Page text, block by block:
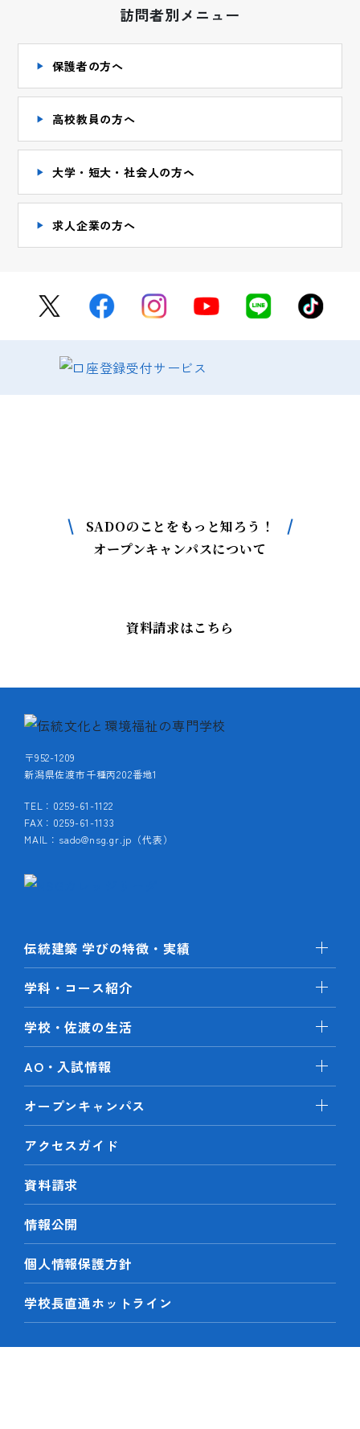
訪問者別メニュー
保護者の方へ
高校教員の方へ
大学・短大・社会人の方ヘ
求人企業の方へ
SADOのことをもっと知ろう！
オープンキャンパスについて
資料請求はこちら
〒952-1209
新潟県佐渡市千種丙202番地1
TEL：0259-61-1122
FAX：0259-61-1133
MAIL：sado@nsg.gr.jp（代表）
伝統建築 学びの特徴・実績
学科・コース紹介
学校・佐渡の生活
AO・入試情報
オープンキャンパス
アクセスガイド
資料請求
情報公開
個人情報保護方針
学校長直通ホットライン